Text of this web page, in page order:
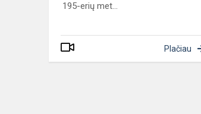
195-erių met...
Plačiau